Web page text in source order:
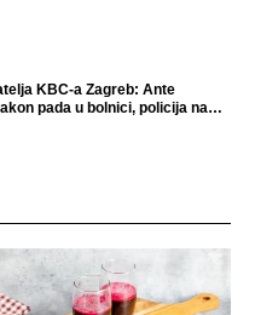
KBC-a Zagreb: Ante
pada u bolnici, policija na